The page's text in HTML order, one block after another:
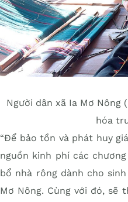
Người dân xã Ia Mơ Nông
hóa
“Để bảo tồn và phát huy
nguồn kinh phí các
bổ nhà rông dành cho
Mơ Nông. Cùng với đó, sẽ